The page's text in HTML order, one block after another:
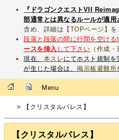
『ドラゴンクエストVII
部通常とは異なるルールが適用
含め、詳細は 【TOPページ】 を
段落と段落の間に行間を空ける
ースを挿入 して下さい （ 作成・
現在、 本スレにてホスト規制
が生じた場合は、掲示板避難所
Menu
> 【クリスタルパレス】
【クリスタルパレス】